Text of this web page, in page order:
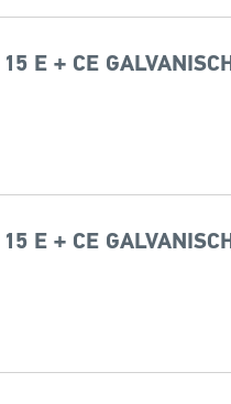
E + CE GALVANISCH
E + CE GALVANISCH